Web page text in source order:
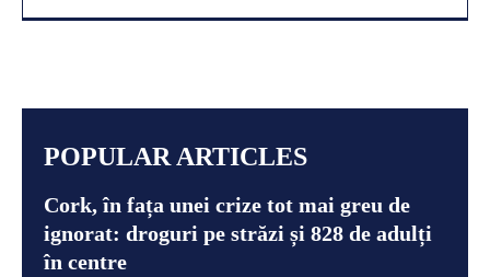
POPULAR ARTICLES
Cork, în fața unei crize tot mai greu de
ignorat: droguri pe străzi și 828 de adulți
în centre